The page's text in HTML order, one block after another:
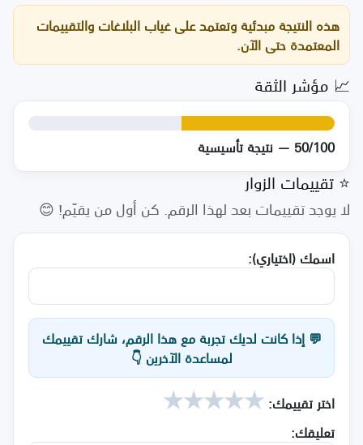
هذه النتيجة مبدئية وتعتمد على غياب البلاغات والتقييمات
المعتمدة حتى الآن.
📈 مؤشر الثقة
50/100 — نتيجة تأسيسية
⭐ تقييمات الزوار
لا يوجد تقييمات بعد لهذا الرقم. كن أول من يقيّم! 😊
اسمك (اختياري):
💬 إذا كانت لديك تجربة مع هذا الرقم، شارك تقييمك
لمساعدة الآخرين 👇
اختر تقييمك: ★
★
★
★
★
تعليقك: